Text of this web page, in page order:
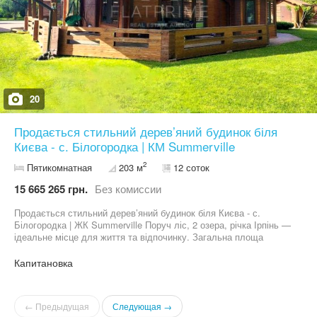
20
Продається стильний дерев’яний будинок біля
Києва - с. Білогородка | КМ Summerville
Пятикомнатная 203 м2 12 соток
15 665 265 грн. Без комиссии
Продається стильний дерев’яний будинок біля Києва - с.
Білогородка | ЖК Summerville Поруч ліс, 2 озера, річка Ірпінь —
ідеальне місце для життя та відпочинку. Загальна площа
Ділянка: 12 соток Будинок побудований із карпатської смереки
повітрям, де можна по-справжньому відпочити,
перезавантажитись та насолоджуватись гармонією природи.
Капитановка
← Предыдущая Следующая →